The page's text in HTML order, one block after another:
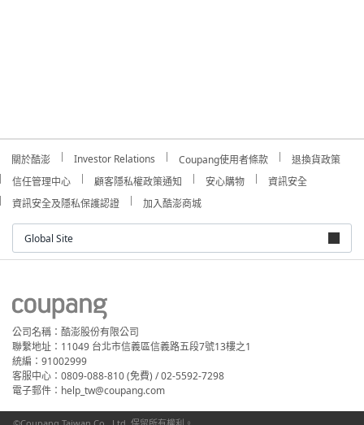
關於酷澎 Investor Relations Coupang使用者條款
退換貨政策
信任管理中心
顧客隱私權政策通知 安心購物
資訊安全
資訊安全及隱私保護認證
加入酷澎商城
Global Site
公司名稱：酷澎股份有限公司
聯繫地址：11049 台北市信義區信義路五段7號13樓之1
統編：91002999
客服中心：0809-088-810 (免費) / 02-5592-7298
電子郵件：help_tw@coupang.com